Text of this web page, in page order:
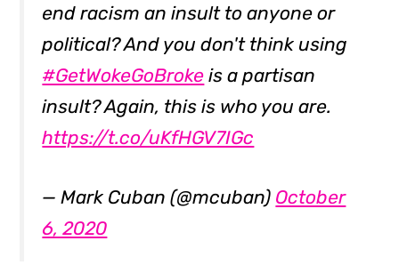
end racism an insult to anyone or
political? And you don't think using
#GetWokeGoBroke is a partisan
insult? Again, this is who you are.
https://t.co/uKfHGV7IGc
— Mark Cuban (@mcuban) October
6, 2020